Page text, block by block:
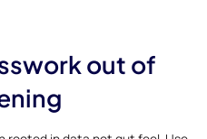
out of